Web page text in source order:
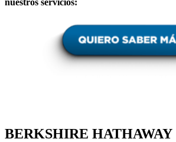
BERKSHIRE HATHAWAY